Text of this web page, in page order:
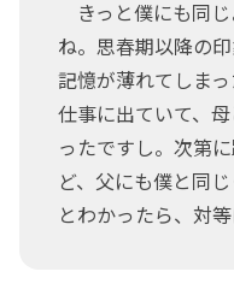
きっと僕にも同
ね。思春期以降の
記憶が薄れてしま
仕事に出ていて、
ったですし。次第
ど、父にも僕と同
とわかったら、対